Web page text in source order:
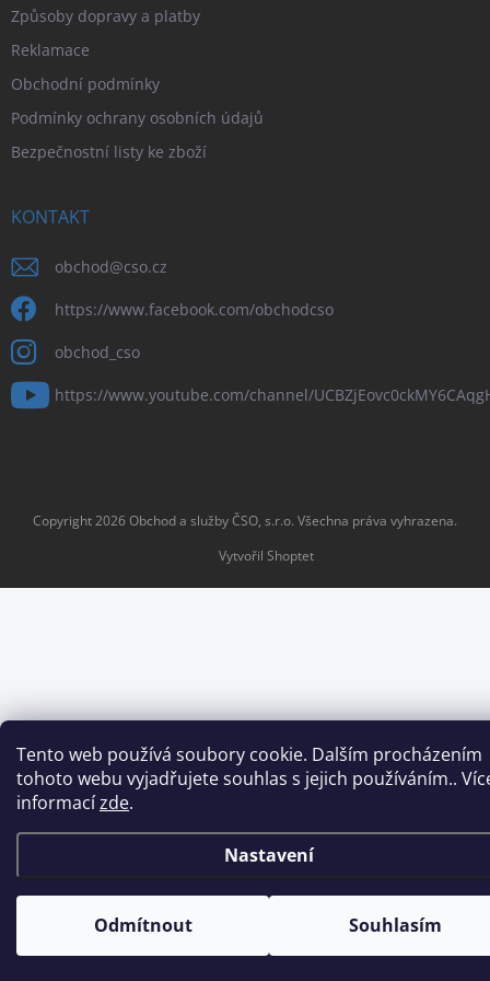
Tento web používá soubory cookie. Dalším procházením
tohoto webu vyjadřujete souhlas s jejich používáním..
informacízde.
Nastavení
Odmítnout Souhlasím
Způsoby dopravy a platby
Reklamace
Obchodní podmínky
Podmínky ochrany osobních údajů
Bezpečnostní listy ke zboží
KONTAKT
obchod@cso.cz
https://www.facebook.com/obchodcso
obchod_cso
https://www.youtube.com/channel/
Vytvořil Shoptet
Copyright 2026Obchod a služby ČSO, s.r.o. Všechna práva vyhrazena.